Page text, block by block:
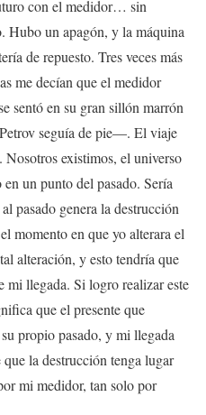
con el medidor… sin
Hubo un apagón, y la máquina
de repuesto. Tres veces más
me decían que el medidor
en su gran sillón marrón
seguía de pie—. El viaje
Nosotros existimos, el universo
un punto del pasado. Sería
pasado genera la destrucción
momento en que yo alterara el
alteración, y esto tendría que
mi llegada. Si logro realizar este
que el presente que
propio pasado, y mi llegada
la destrucción tenga lugar
mi medidor, tan solo por